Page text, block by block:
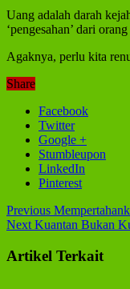
Uang adalah darah
‘pengesahan’ dari
Agaknya, perlu kita
Share
Facebook
Twitter
Google +
Stumbleupon
LinkedIn
Pinterest
Previous
Next Kuantan Bukan
Artikel Terkait